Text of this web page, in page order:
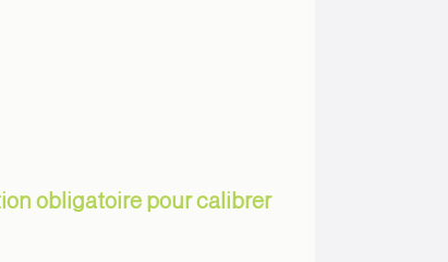
obligatoire pour calibrer